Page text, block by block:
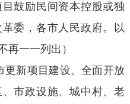
鼓励民间资本控股或独
委，各市人民政府。以
再一一列出）
更新项目建设。全面开放
市政设施、城中村、老